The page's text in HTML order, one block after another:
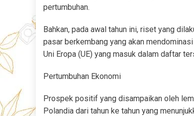
pertumbuhan.
Bahkan, pada awal tahun ini, riset yang
pasar berkembang yang akan
Uni Eropa (UE) yang masuk dalam daftar
Pertumbuhan Ekonomi
Prospek positif yang disampaikan oleh
Polandia dari tahun ke tahun yang